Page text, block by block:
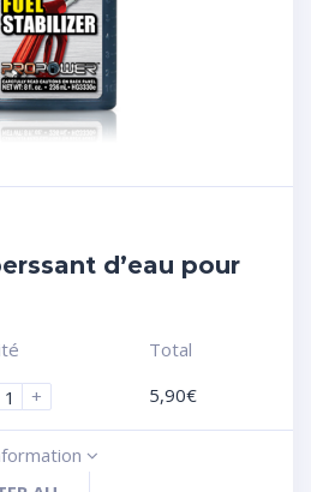
d’eau pour
+
Total
5,90€